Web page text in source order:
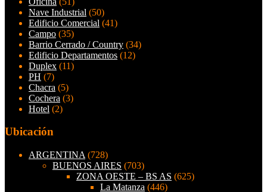
Nave Industrial (50)
Edificio Comercial (41)
Campo (35)
Barrio Cerrado / Country (34)
Edificio Departamentos (12)
Duplex (11)
PH (7)
Chacra (5)
Cochera (3)
Hotel (2)
Ubicación
ARGENTINA (728)
BUENOS AIRES (703)
ZONA OESTE – BS AS (625)
La Matanza (446)